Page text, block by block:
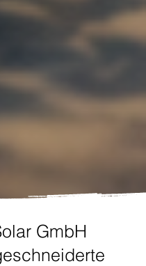
GmbH